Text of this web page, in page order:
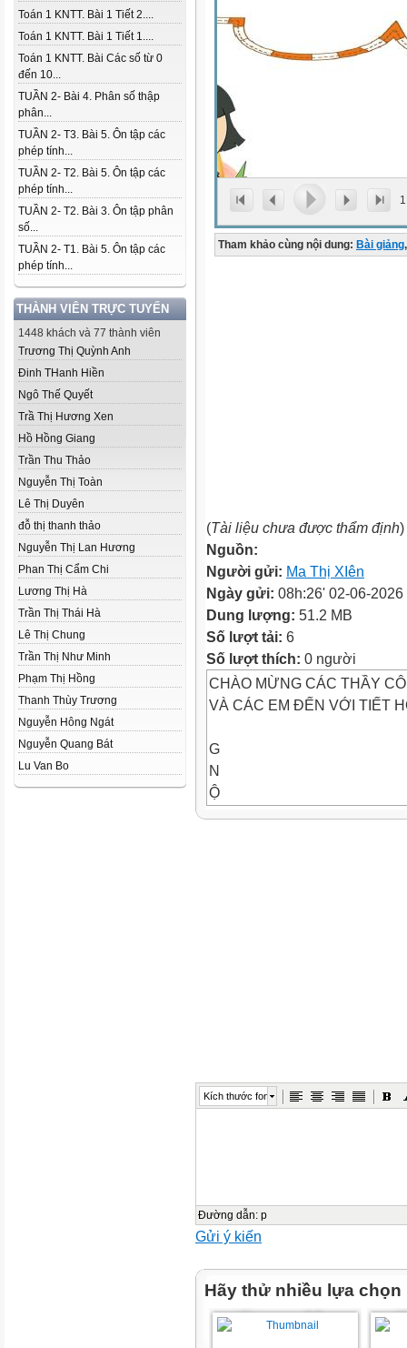
Toán 1 KNTT. Bài 1 Tiết 2....
Toán 1 KNTT. Bài 1 Tiết 1....
Toán 1 KNTT. Bài Các số từ 0
đến 10...
TUẦN 2- Bài 4. Phân số thập
phân...
TUẦN 2- T3. Bài 5. Ôn tập các
phép tính...
TUẦN 2- T2. Bài 5. Ôn tập các
phép tính...
TUẦN 2- T2. Bài 3. Ôn tập phân
số...
TUẦN 2- T1. Bài 5. Ôn tập các
phép tính...
THÀNH VIÊN TRỰC TUYẾN
1448 khách và 77 thành viên
Trương Thị Quỳnh Anh
Đinh THanh Hiền
Ngô Thế Quyết
Trầ Thị Hương Xen
Hồ Hồng Giang
Trần Thu Thảo
Nguyễn Thị Toàn
Lê Thị Duyên
đỗ thị thanh thảo
Nguyễn Thị Lan Hương
Phan Thị Cẩm Chi
Lương Thị Hà
Trần Thị Thái Hà
Lê Thị Chung
Trần Thị Như Minh
Phạm Thị Hồng
Thanh Thùy Trương
Nguyễn Hông Ngát
Nguyễn Quang Bát
Lu Van Bo
1
Tham khảo cùng nội dung: Bài giảng,
(Tài liệu chưa được thẩm định)
Nguồn:
Người gửi: Ma Thị XIên
Ngày gửi: 08h:26' 02-06-2026
Dung lượng: 51.2 MB
Số lượt tải: 6
Số lượt thích: 0 người
CHÀO MỪNG CÁC THẦY
VÀ CÁC EM ĐẾN VỚI TIẾT
G
N
Ộ
H
Ứ
H
N
Ế
KI
Kích thước font
Đường dẫn: p
Gửi ý kiến
Hãy thử nhiều lựa chọn